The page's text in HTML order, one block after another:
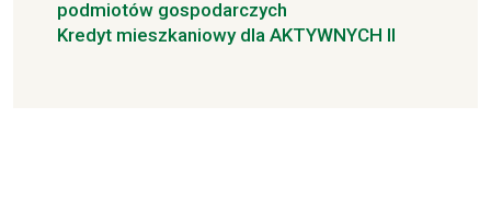
podmiotów gospodarczych
Kredyt mieszkaniowy dla AKTYWNYCH II